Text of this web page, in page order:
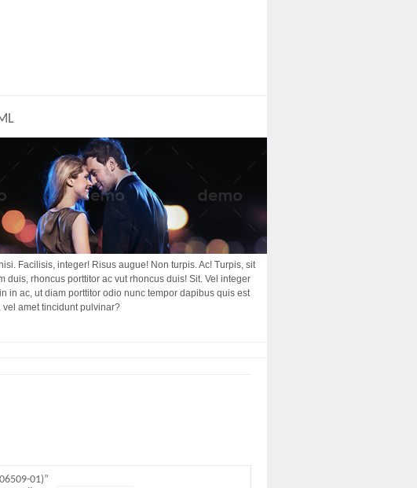
Facilisis, integer! Risus augue! Non turpis. Ac! Turpis, sit
duis, rhoncus porttitor ac vut rhoncus duis! Sit. Vel integer
in ac, ut diam porttitor odio nunc tempor dapibus quis est
vel amet tincidunt pulvinar?
01)”